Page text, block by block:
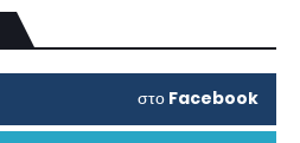
στο Facebook